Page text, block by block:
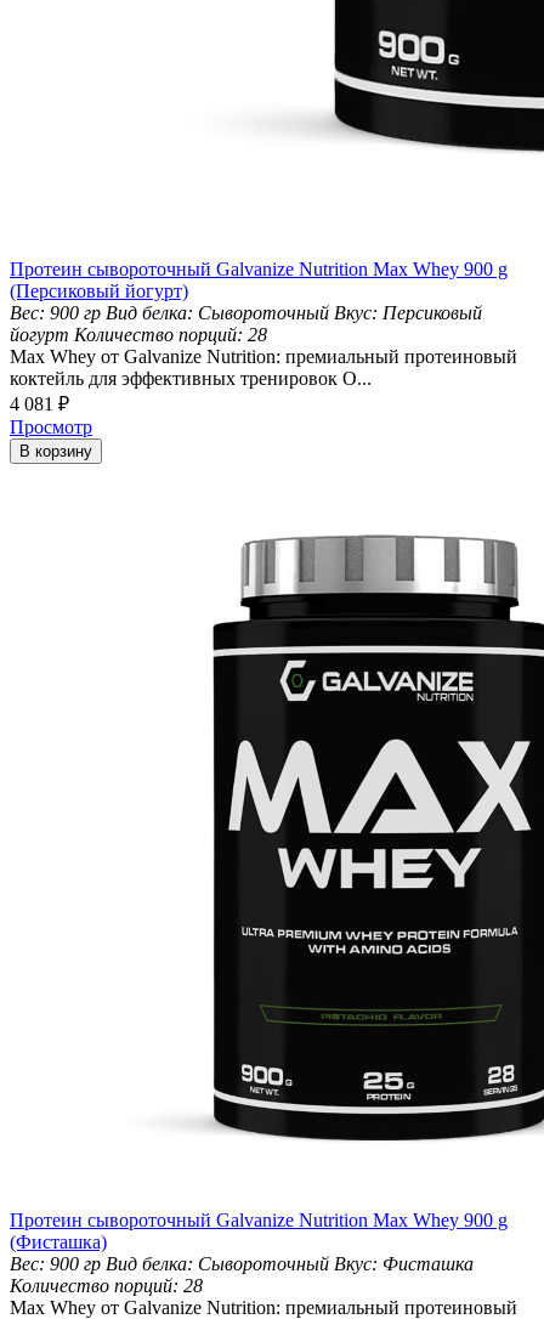
Протеин сывороточный Galvanize Nutrition Max Whey 900 g
(Персиковый йогурт)
Вес: 900 гр Вид белка: Сывороточный Вкус: Персиковый
йогурт Количество порций: 28
Max Whey от Galvanize Nutrition: премиальный протеиновый
коктейль для эффективных тренировок О...
4 081 ₽
Просмотр
В корзину
Протеин сывороточный Galvanize Nutrition Max Whey 900 g
(Фисташка)
Вес: 900 гр Вид белка: Сывороточный Вкус: Фисташка
Количество порций: 28
Max Whey от Galvanize Nutrition: премиальный протеиновый